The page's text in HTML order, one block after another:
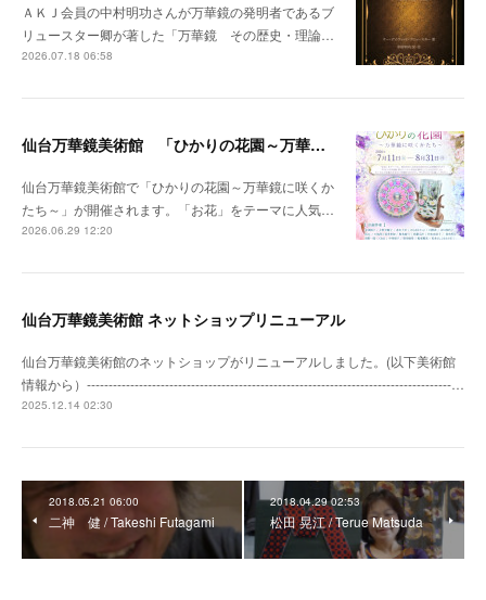
ＡＫＪ会員の中村明功さんが万華鏡の発明者であるブ
リュースター卿が著した「万華鏡 その歴史・理論…
2026.07.18 06:58
仙台万華鏡美術館 「ひかりの花園～万華鏡に咲くかたち～」開催のお知らせ
仙台万華鏡美術館で「ひかりの花園～万華鏡に咲くか
たち～」が開催されます。「お花」をテーマに人気…
2026.06.29 12:20
仙台万華鏡美術館 ネットショップリニューアル
仙台万華鏡美術館のネットショップがリニューアルしました。(以下美術館
情報から）------------------------------------------------------------------------------------…
2025.12.14 02:30
2018.05.21 06:00
二神 健 / Takeshi Futagami
2018.04.29 02:53
松田 晃江 / Terue Matsuda